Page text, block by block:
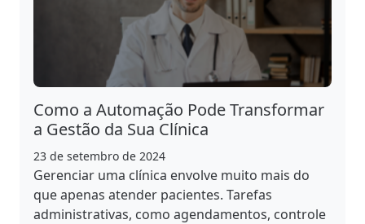
Como a Automação Pode Transformar
a Gestão da Sua Clínica
23 de setembro de 2024
Gerenciar uma clínica envolve muito mais do
que apenas atender pacientes. Tarefas
administrativas, como agendamentos, controle